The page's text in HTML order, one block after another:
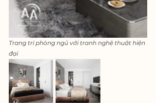
Trang trí phòng ngủ với tranh nghệ thuật hiện
đại